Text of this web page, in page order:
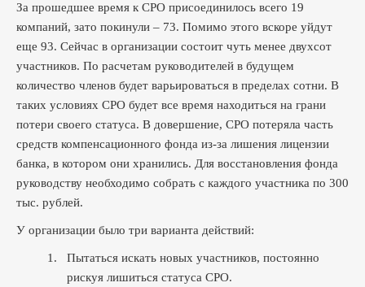
За прошедшее время к СРО присоединилось всего 19
компаний, зато покинули – 73. Помимо этого вскоре уйдут
еще 93. Сейчас в организации состоит чуть менее двухсот
участников. По расчетам руководителей в будущем
количество членов будет варьироваться в пределах сотни. В
таких условиях СРО будет все время находиться на грани
потери своего статуса. В довершение, СРО потеряла часть
средств компенсационного фонда из-за лишения лицензии
банка, в котором они хранились. Для восстановления фонда
руководству необходимо собрать с каждого участника по 300
тыс. рублей.
У организации было три варианта действий:
1.
Пытаться искать новых участников, постоянно
рискуя лишиться статуса СРО.